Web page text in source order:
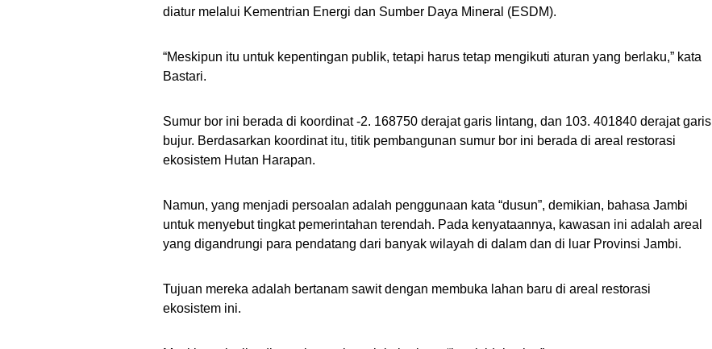
diatur melalui Kementrian Energi dan Sumber Daya Mineral (ESDM).
“Meskipun itu untuk kepentingan publik, tetapi harus tetap mengikuti aturan yang berlaku,” kata
Bastari.
Sumur bor ini berada di koordinat -2. 168750 derajat garis lintang, dan 103. 401840 derajat garis
bujur. Berdasarkan koordinat itu, titik pembangunan sumur bor ini berada di areal restorasi
ekosistem Hutan Harapan.
Namun, yang menjadi persoalan adalah penggunaan kata “dusun”, demikian, bahasa Jambi
untuk menyebut tingkat pemerintahan terendah. Pada kenyataannya, kawasan ini adalah areal
yang digandrungi para pendatang dari banyak wilayah di dalam dan di luar Provinsi Jambi.
Tujuan mereka adalah bertanam sawit dengan membuka lahan baru di areal restorasi
ekosistem ini.